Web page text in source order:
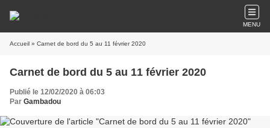
MENU
Accueil » Carnet de bord du 5 au 11 février 2020
Carnet de bord du 5 au 11 février 2020
Publié le 12/02/2020 à 06:03
Par Gambadou